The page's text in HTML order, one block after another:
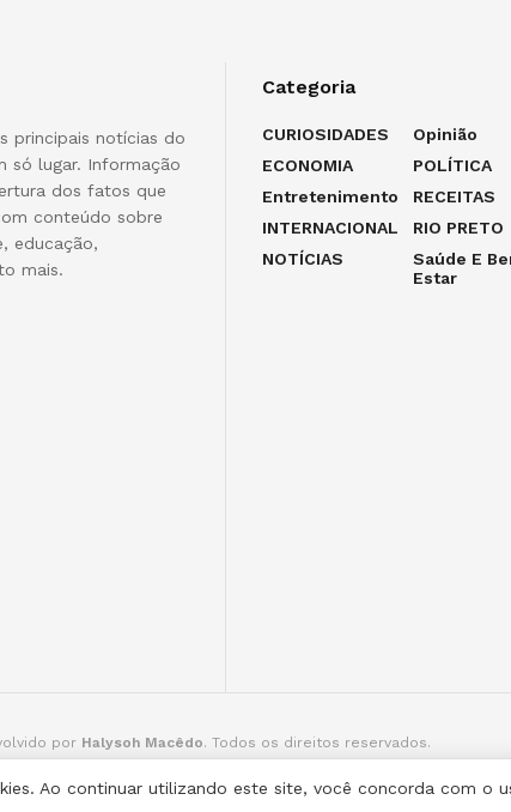
principais notícias do
só lugar. Informação
dos fatos que
conteúdo sobre
educação,
mais.
Categoria
CURIOSIDADES
ECONOMIA
Entretenimento
INTERNACIONAL
NOTÍCIAS
Opinião
POLÍTICA
RECEITAS
RIO PRETO
Saúde E
Estar
por Halysoh Macêdo. Todos os direitos reservados.
Ao continuar utilizando este site, você concorda com o